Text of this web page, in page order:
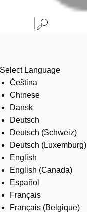
Select Language
Čeština
Chinese
Dansk
Deutsch
Deutsch (Schweiz)
Deutsch (Luxemburg)
English
English (Canada)
Español
Français
Français (Belgique)